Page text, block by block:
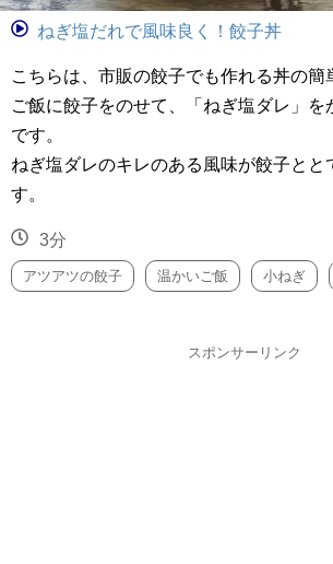
ねぎ塩だれで風味良く！餃子丼
こちらは、市販の餃子でも作れる丼の簡
ご飯に餃子をのせて、「ねぎ塩ダレ」を
です。
ねぎ塩ダレのキレのある風味が餃子とと
す。
3分
アツアツの餃子 温かいご飯 小ねぎ
スポンサーリンク